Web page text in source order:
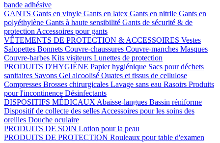
bande adhésive
GANTS Gants en vinyle Gants en latex Gants en nitrile Gants en
polyéthylène Gants à haute sensibilité Gants de sécurité & de
protection Accessoires pour gants
VÊTEMENTS DE PROTECTION & ACCESSOIRES Vestes
Salopettes Bonnets Couvre-chaussures Couvre-manches Masques
Couvre-barbes Kits visiteurs Lunettes de protection
PRODUITS D'HYGIÈNE Papier hygiénique Sacs pour déchets
sanitaires Savons Gel alcoolisé Ouates et tissus de cellulose
Compresses Brosses chirurgicales Lavage sans eau Rasoirs Produits
pour l'incontinence Désinfectants
DISPOSITIFS MÉDICAUX Abaisse-langues Bassin réniforme
Dispositif de collecte des selles Accessoires pour les soins des
oreilles Douche oculaire
PRODUITS DE SOIN Lotion pour la peau
PRODUITS DE PROTECTION Rouleaux pour table d'examen